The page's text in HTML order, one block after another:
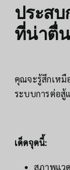
ประส
ที่น่าตื่
คุณจะรู้สึกเหมื
ระบบการต่อสู้
เด็ดจุดนี้:
สภาพแว